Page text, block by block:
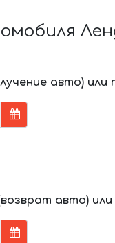
Ленд
авто) или
авто)